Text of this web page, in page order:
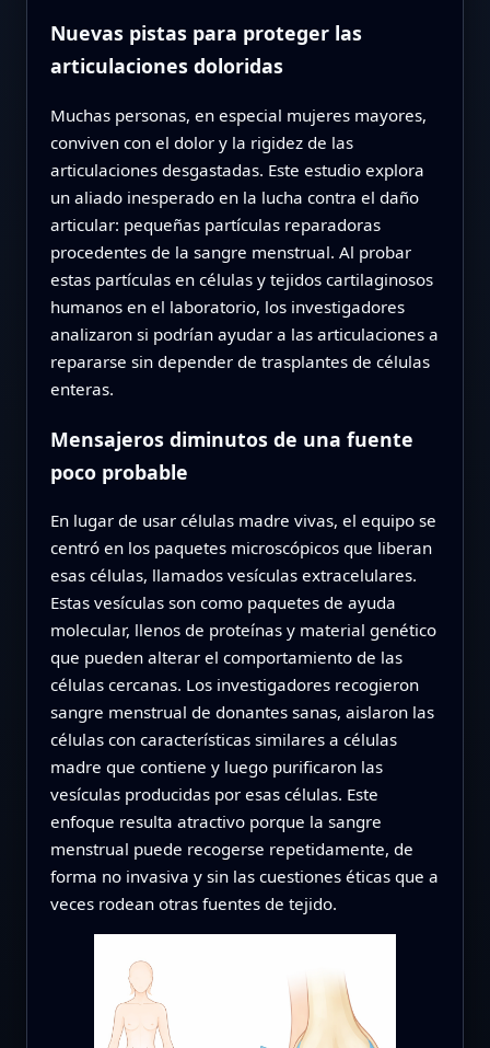
Nuevas pistas para proteger las
articulaciones doloridas
Muchas personas, en especial mujeres mayores,
conviven con el dolor y la rigidez de las
articulaciones desgastadas. Este estudio explora
un aliado inesperado en la lucha contra el daño
articular: pequeñas partículas reparadoras
procedentes de la sangre menstrual. Al probar
estas partículas en células y tejidos cartilaginosos
humanos en el laboratorio, los investigadores
analizaron si podrían ayudar a las articulaciones a
repararse sin depender de trasplantes de células
enteras.
Mensajeros diminutos de una fuente
poco probable
En lugar de usar células madre vivas, el equipo se
centró en los paquetes microscópicos que liberan
esas células, llamados vesículas extracelulares.
Estas vesículas son como paquetes de ayuda
molecular, llenos de proteínas y material genético
que pueden alterar el comportamiento de las
células cercanas. Los investigadores recogieron
sangre menstrual de donantes sanas, aislaron las
células con características similares a células
madre que contiene y luego purificaron las
vesículas producidas por esas células. Este
enfoque resulta atractivo porque la sangre
menstrual puede recogerse repetidamente, de
forma no invasiva y sin las cuestiones éticas que a
veces rodean otras fuentes de tejido.